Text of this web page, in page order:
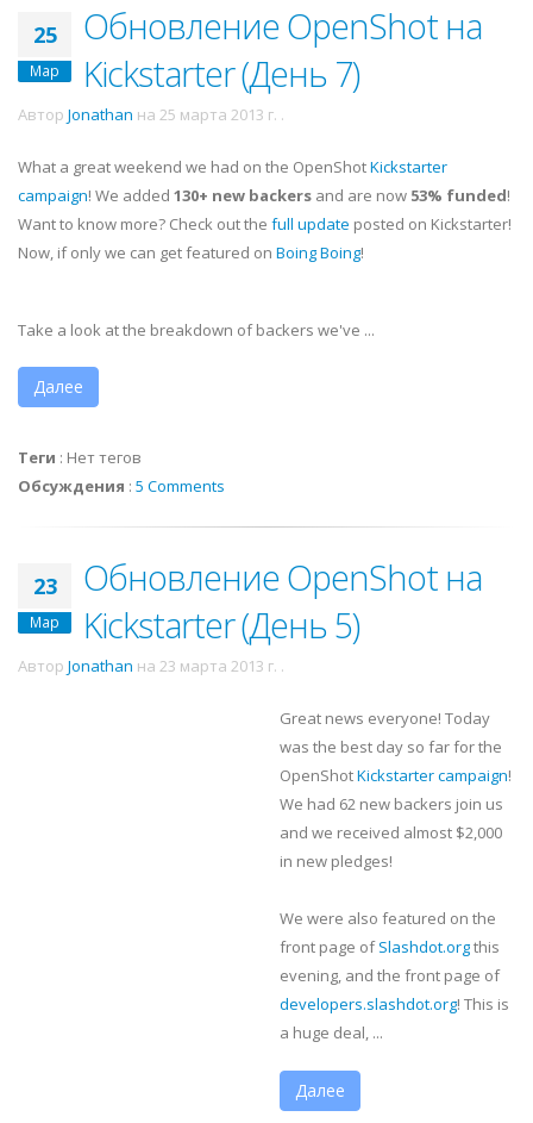
25
Мар
Обновление OpenShot на
Kickstarter (День 7)
Автор Jonathan на 25 марта 2013 г. .
What a great weekend we had on the OpenShotKickstarter
campaign! We added 130+ new backers and are now 53% funded!
Want to know more? Check out the full update posted on Kickstarter!
Now, if only we can get featured on Boing Boing!
Take a look at the breakdown of backers we've ...
Далее
Теги : Нет тегов
Обсуждения : 5 Comments
23
Мар
Обновление OpenShot на
Kickstarter (День 5)
Автор Jonathan на 23 марта 2013 г. .
Great news everyone! Today
was the best day so far for the
OpenShotKickstarter campaign!
We had 62 new backers join us
and we received almost $2,000
in new pledges!
We were also featured on the
front page ofSlashdot.orgthis
evening, and the front page of
developers.slashdot.org! This is
a huge deal, ...
Далее